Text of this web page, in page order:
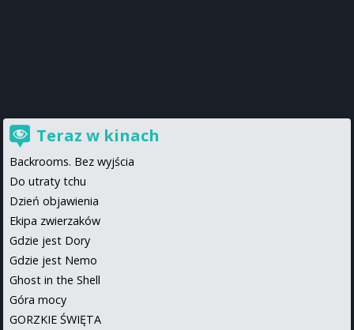
Teraz w kinach
Backrooms. Bez wyjścia
Do utraty tchu
Dzień objawienia
Ekipa zwierzaków
Gdzie jest Dory
Gdzie jest Nemo
Ghost in the Shell
Góra mocy
GORZKIE ŚWIĘTA